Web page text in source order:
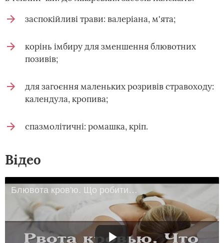
заспокійливі трави: валеріана, м'ята;
корінь імбиру для зменшення блювотних
позивів;
для загоєння маленьких розривів стравоходу:
календула, кропива;
спазмолітичні: ромашка, кріп.
Відео
Блювота кров'ю. Що робити. Причини